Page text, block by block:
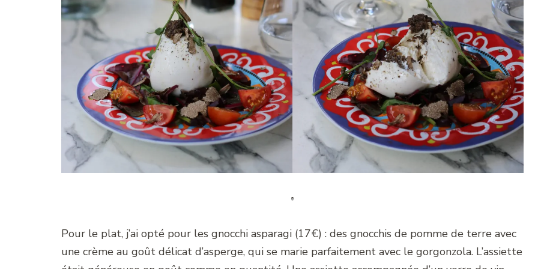
Pour le plat, j’ai opté pour les gnocchi asparagi (17€) : des gnocchis de pomme de terre avec
une crème au goût délicat d’asperge, qui se marie parfaitement avec le gorgonzola. L’assiette